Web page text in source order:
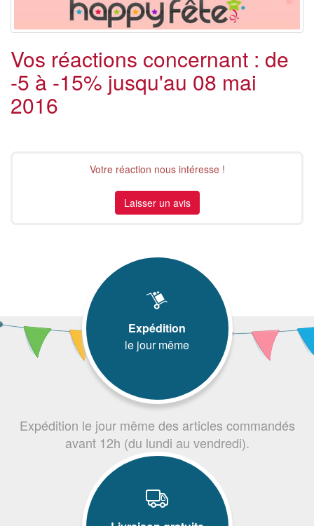
Vos réactions concernant : de
-5 à -15% jusqu'au 08 mai
2016
Votre réaction nous intéresse !
Laisser un avis
Expédition
le jour même
Expédition le jour même des articles commandés
avant 12h (du lundi au vendredi).